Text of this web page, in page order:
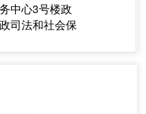
中心3号楼政
司法和社会保